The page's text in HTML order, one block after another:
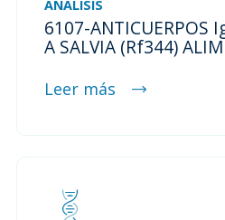
ANÁLISIS
6107-ANTICUERPOS
A SALVIA (Rf344)
Leer más